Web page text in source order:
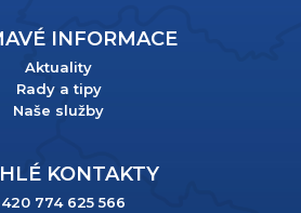
INFORMACE
Aktuality
Rady a tipy
Naše služby
KONTAKTY
774 625 566